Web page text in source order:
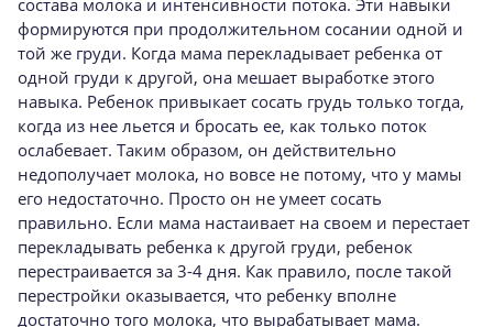
формируются при продолжительном сосании одной и
той же груди. Когда мама перекладывает ребенка от
одной груди к другой, она мешает выработке этого
навыка. Ребенок привыкает сосать грудь только тогда,
когда из нее льется и бросать ее, как только поток
ослабевает. Таким образом, он действительно
недополучает молока, но вовсе не потому, что у мамы
его недостаточно. Просто он не умеет сосать
правильно. Если мама настаивает на своем и перестает
перекладывать ребенка к другой груди, ребенок
перестраивается за 3-4 дня. Как правило, после такой
перестройки оказывается, что ребенку вполне
достаточно того молока, что вырабатывает мама.